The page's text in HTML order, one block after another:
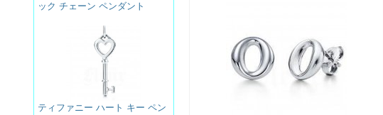
ック チェーン ペンダント
ティファニー ハート キー ペン